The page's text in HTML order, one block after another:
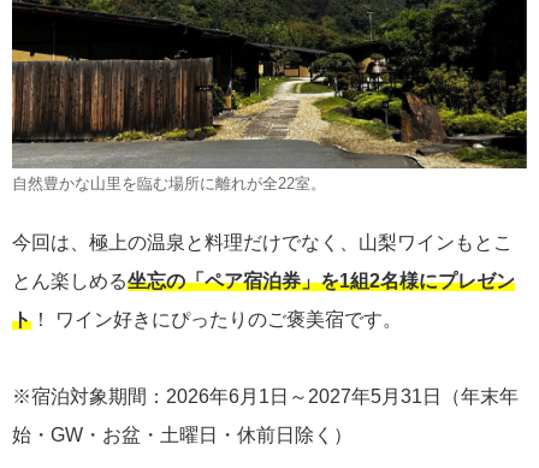
自然豊かな山里を臨む場所に離れが全22室。
今回は、極上の温泉と料理だけでなく、山梨ワインもとこ
とん楽しめる坐忘の「ペア宿泊券」を1組2名様にプレゼン
ト ！ ワイン好きにぴったりのご褒美宿です。
※宿泊対象期間：2026年6月1日～2027年5月31日（年末年
始・GW・お盆・土曜日・休前日除く）